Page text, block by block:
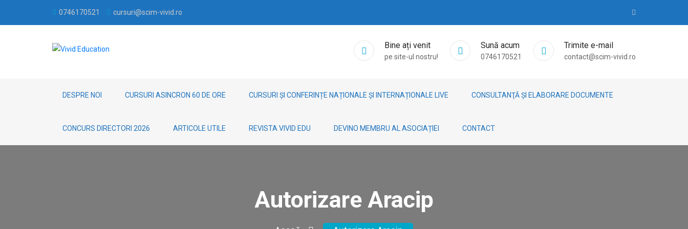
0746170521 cursuri@scim-vivid.ro
Bine ați venit
pe site-ul nostru!
Sună acum
0746170521
Trimite e-mail
contact@scim-vivid.ro
DESPRE NOI CURSURI ASINCRON 60 DE ORE CURSURI ȘI CONFERINȚE NAȚIONALE ȘI INTERNAȚIONALE LIVE CONSULTANŢĂ ȘI ELABORARE DOCUMENTE
CONCURS DIRECTORI 2026 ARTICOLE UTILE REVISTA VIVID EDU DEVINO MEMBRU AL ASOCIAȚIEI CONTACT
Autorizare Aracip